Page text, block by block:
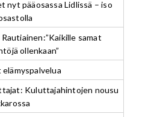
nyt pääosassa Lidlissä – iso
samat
ollenkaan”
Kuluttajahintojen nousu